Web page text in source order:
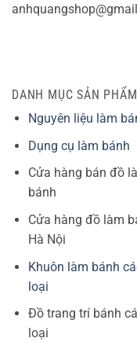
DANH MỤC SẢN PHẨM
Nguyên liệu làm
Dụng cụ làm bánh
Cửa hàng bán đồ
bánh
Cửa hàng đồ làm
Hà Nội
Khuôn làm bánh
loại
Đồ trang trí bánh
loại